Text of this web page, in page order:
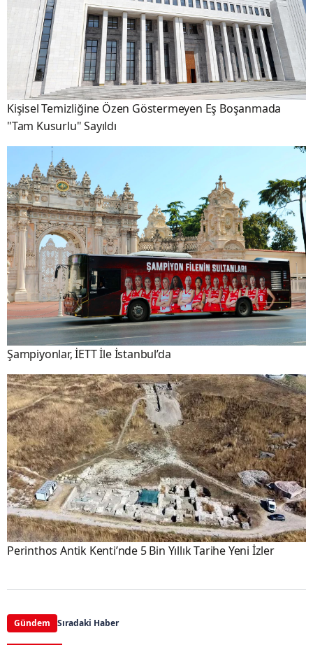
Kişisel Temizliğine Özen Göstermeyen Eş Boşanmada
"Tam Kusurlu" Sayıldı
Şampiyonlar, İETT İle İstanbul’da
Perinthos Antik Kenti’nde 5 Bin Yıllık Tarihe Yeni İzler
Gündem Sıradaki Haber